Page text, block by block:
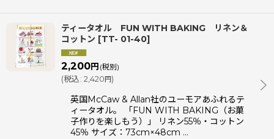
ティータオル FUN WITH BAKING リネン＆
コットン [TT- 01-40]
2,200円 (税別)
(税込: 2,420 円)
英国McCaw & Allan社のユーモアあふれるテ
ィータオル。 「FUN WITH BAKING（お菓
子作りを楽しもう）」 リネン55％・コットン
45％ サイズ：73cm×48cm …